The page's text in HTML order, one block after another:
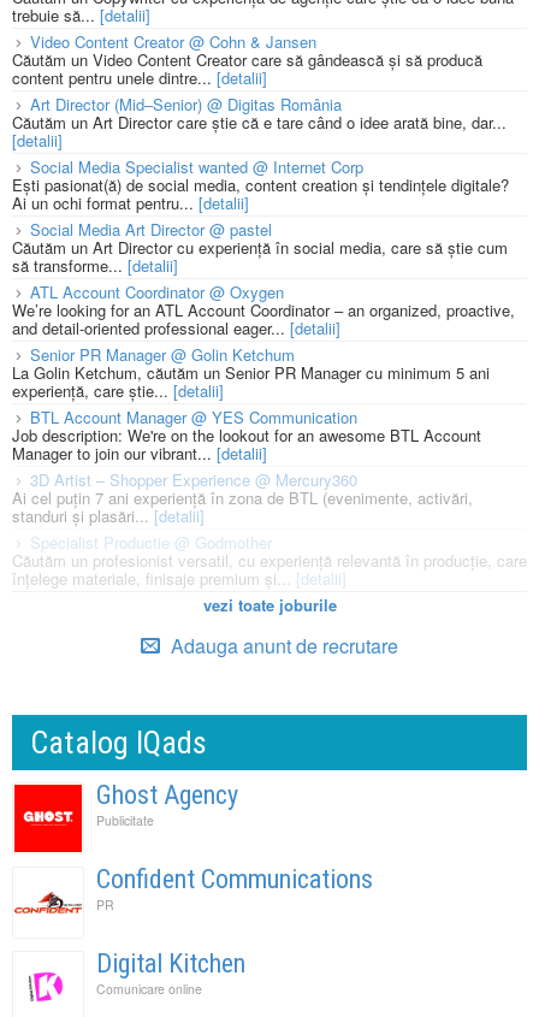
trebuie să... [detalii]
Video Content Creator @ Cohn & Jansen
Căutăm un Video Content Creator care să gândească și să producă
content pentru unele dintre... [detalii]
Art Director (Mid–Senior) @ Digitas România
Căutăm un Art Director care știe că e tare când o idee arată bine, dar...
[detalii]
Social Media Specialist wanted @ Internet Corp
Ești pasionat(ă) de social media, content creation și tendințele digitale?
Ai un ochi format pentru... [detalii]
Social Media Art Director @ pastel
Căutăm un Art Director cu experiență în social media, care să știe cum
să transforme... [detalii]
ATL Account Coordinator @ Oxygen
We’re looking for an ATL Account Coordinator – an organized, proactive,
and detail-oriented professional eager... [detalii]
Senior PR Manager @ Golin Ketchum
La Golin Ketchum, căutăm un Senior PR Manager cu minimum 5 ani
experiență, care știe... [detalii]
BTL Account Manager @ YES Communication
Job description: We're on the lookout for an awesome BTL Account
Manager to join our vibrant... [detalii]
3D Artist – Shopper Experience @ Mercury360
Ai cel puțin 7 ani experiență în zona de BTL (evenimente, activări,
standuri și plasări... [detalii]
Specialist Productie @ Godmother
Căutăm un profesionist versatil, cu experiență relevantă în producție, care
înțelege materiale, finisaje premium și... [detalii]
vezi toate joburile
Adauga anunt de recrutare
Catalog IQads
Ghost Agency
Publicitate
Confident Communications
PR
Digital Kitchen
Comunicare online